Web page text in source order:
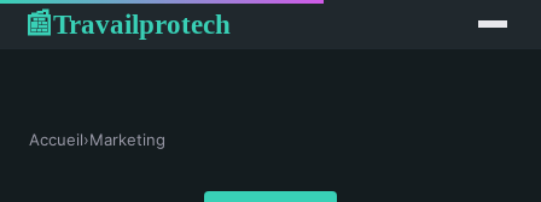
📰Travailprotech
Accueil›Marketing